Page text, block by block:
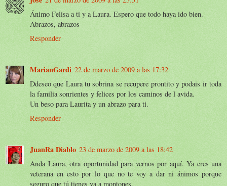
Ánimo Felisa a ti y a Laura. Espero que todo haya ido bien.
Abrazos, abrazos
Responder
MarianGardi 22 de marzo de 2009 a las 17:32
Ddeseo que Laura tu sobrina se recupere prontito y podais ir toda
la familia sonrientes y felices por los caminos de l avida.
Un beso para Laurita y un abrazo para ti.
Responder
JuanRa Diablo 23 de marzo de 2009 a las 18:42
Anda Laura, otra oportunidad para vernos por aquí. Ya eres una
veterana en esto por lo que no te voy a dar ni ánimos porque
seguro que tú tienes ya a montones.